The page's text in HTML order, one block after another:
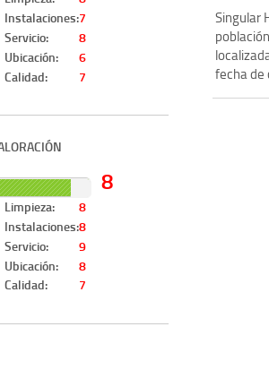
Instalaciones:7
Servicio:
8
Ubicación:
6
Calidad:
7
8
Limpieza:
8
Instalaciones:8
Servicio:
9
Ubicación:
8
Calidad:
7
Singular
fecha de